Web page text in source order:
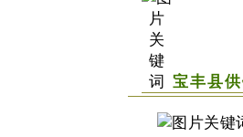
宝丰县